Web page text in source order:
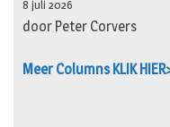
8 juli 2026
door Peter Corvers
Meer Columns KLIK